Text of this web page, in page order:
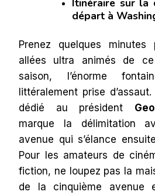
départ à
Prenez quelques
allées ultra animés de
saison, l’énorme
littéralement prise
dédié au président
marque la délimitation
avenue qui s’élance
Pour les amateurs de
fiction, ne loupez pas la
de la cinquième avenue